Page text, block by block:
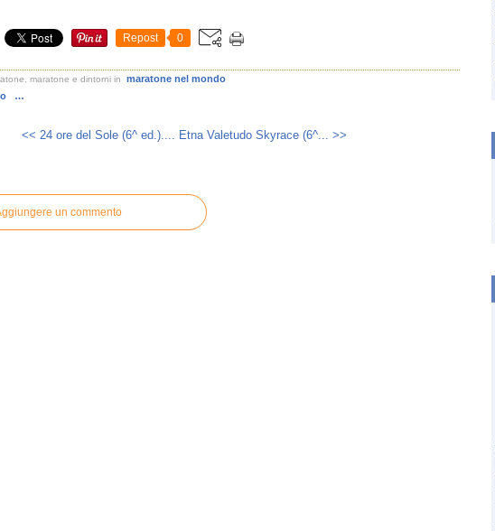
Repost 0
maratone e dintorni in
maratone nel mondo
…
<< 24 ore del Sole (6^ ed.).... Etna Valetudo Skyrace (6^... >>
un commento